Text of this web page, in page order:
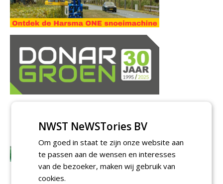
NWST NeWSTories BV
Om goed in staat te zijn onze website aan
te passen aan de wensen en interesses
van de bezoeker, maken wij gebruik van
cookies.